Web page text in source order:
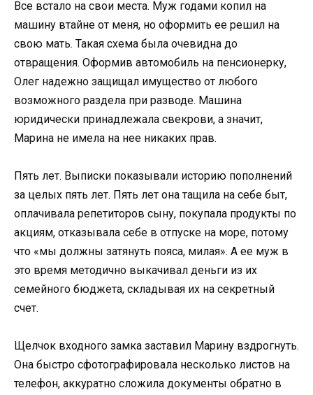
Все встало на свои места. Муж годами копил на
машину втайне от меня, но оформить ее решил на
свою мать. Такая схема была очевидна до
отвращения. Оформив автомобиль на пенсионерку,
Олег надежно защищал имущество от любого
возможного раздела при разводе. Машина
юридически принадлежала свекрови, а значит,
Марина не имела на нее никаких прав.
Пять лет. Выписки показывали историю пополнений
за целых пять лет. Пять лет она тащила на себе быт,
оплачивала репетиторов сыну, покупала продукты по
акциям, отказывала себе в отпуске на море, потому
что «мы должны затянуть пояса, милая». А ее муж в
это время методично выкачивал деньги из их
семейного бюджета, складывая их на секретный
счет.
Щелчок входного замка заставил Марину вздрогнуть.
Она быстро сфотографировала несколько листов на
телефон, аккуратно сложила документы обратно в